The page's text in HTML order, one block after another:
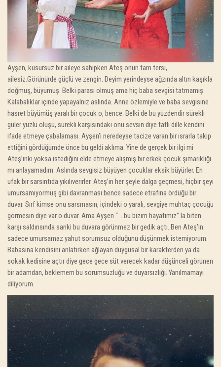
Ayşen, kusursuz bir aileye sahipken Ateş onun tam tersi,
ailesiz.Görünürde güçlü ve zengin. Deyim yerindeyse ağzında altın kaşıkla
doğmuş, büyümüş. Belki parası olmuş ama hiç baba sevgisi tatmamış.
Kalabalıklar içinde yapayalnız aslında. Anne özlemiyle ve baba sevgisine
hasret büyümüş yaralı bir çocuk o, bence. Belki de bu yüzdendir sürekli
güler yüzlü oluşu, sürekli karşısındaki onu sevsin diye tatlı dille kendini
ifade etmeye çabalaması. Ayşen’i neredeyse tacize varan bir ısrarla takip
ettiğini gördüğümde önce bu geldi aklıma. Yine de gerçek bir ilgi mi
Ateş’inki yoksa istediğini elde etmeye alışmış bir erkek çocuk şımarıklığı
mı anlayamadım. Aslında sevgisiz büyüyen çocuklar eksik büyürler. En
ufak bir sarsıntıda yıkılıverirler. Ateş’in her şeyle dalga geçmesi, hiçbir şeyi
umursamıyormuş gibi davranması bence sadece etrafına ördüğü bir
duvar. Sırf kimse onu sarsmasın, içindeki o yaralı, sevgiye muhtaç çocuğu
görmesin diye var o duvar. Ama Ayşen “ …bu bizim hayatımız” la biten
karşı saldırısında sanki bu duvara görünmez bir gedik açtı. Ben Ateş’in
sadece umursamaz yahut sorumsuz olduğunu düşünmek istemiyorum.
Babasına kendisini anlatırken ağlayan duygusal bir karakterden ya da
sokak kedisine açtır diye gece gece süt verecek kadar düşünceli görünen
bir adamdan, beklemem bu sorumsuzluğu ve duyarsızlığı. Yanılmamayı
diliyorum.